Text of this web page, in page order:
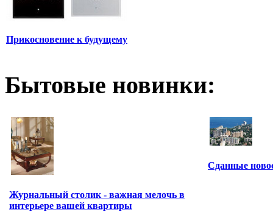
Прикосновение к будущему
Бытовые новинки:
Журнальный столик - важная мелочь в
интерьере вашей квартиры
Сданные